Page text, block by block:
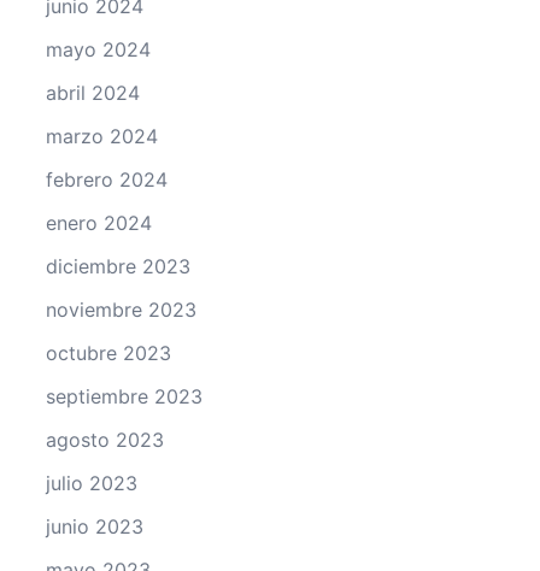
junio 2024
mayo 2024
abril 2024
marzo 2024
febrero 2024
enero 2024
diciembre 2023
noviembre 2023
octubre 2023
septiembre 2023
agosto 2023
julio 2023
junio 2023